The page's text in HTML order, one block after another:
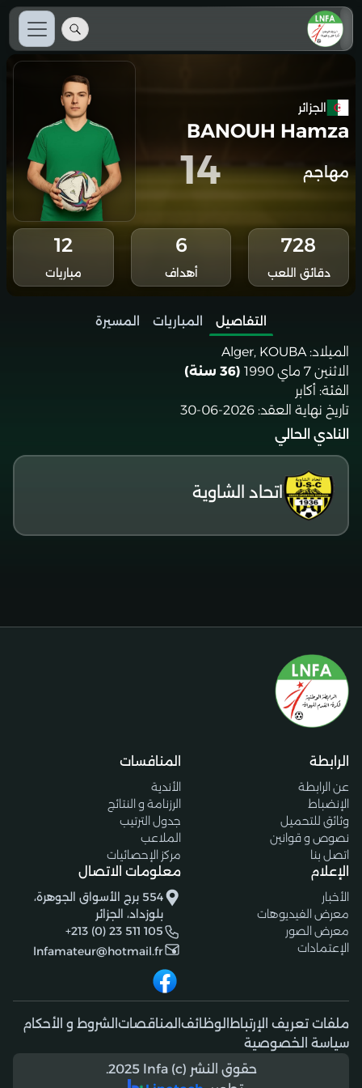
الجزائر
BANOUH Hamza
مهاجم 14
728
دقائق اللعب
6
أهداف
12
مباريات
التفاصيل المباريات
المسيرة
الميلاد: Alger, KOUBA
الاثنين 7 ماي 1990
(36 سنة)
الفئة: أكابر
تاريخ نهاية العقد: 2026-06-30
النادي الحالي
اتحاد الشاوية
الرابطة
عن الرابطة
الإنضباط
وثائق للتحميل
نصوص و قوانين
اتصل بنا
المنافسات
الأندية
الرزنامة و النتائج
جدول الترتيب
الملاعب
مركز الإحصائيات
الإعلام
الأخبار
معرض الفيديوهات
معرض الصور
الإعتمادات
معلومات الاتصال
554 برج الأسواق الجوهرة،
بلوزداد، الجزائر
+213 (0) 23 511 105
lnfamateur@hotmail.fr
ملفات تعريف الإرتباط الوظائف المناقصات الشروط و الأحكام
سياسة الخصوصية
حقوق النشر (c) 2025 lnfa.